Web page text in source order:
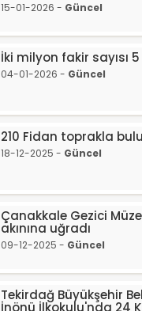
15-01-2026 - Güncel
İki milyon fakir sayısı
04-01-2026 - Güncel
210 Fidan toprakla
18-12-2025 - Güncel
Çanakkale Gezici
akınına uğradı
09-12-2025 - Güncel
Tekirdağ Büyükşehir
İnönü İlkokulu'nda 24